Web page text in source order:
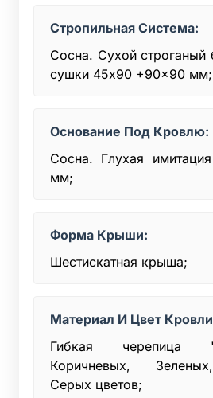
Стропильная Система:
Сосна. Сухой строганый
сушки 45x90 +90x90 мм;
Основание Под Кровлю:
Сосна. Глухая
мм;
Форма Крыши:
Шестискатная крыша;
Материал И Цвет
Гибкая черепица
Коричневых,
Серых цветов;